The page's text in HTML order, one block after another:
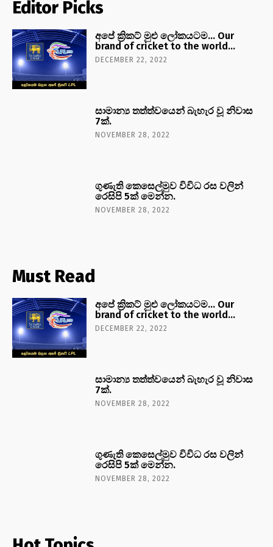
Editor Picks
අපේ ක්‍රිකට් මුළු ලෝකයටම… Our
brand of cricket to the world…
DECEMBER 22, 2022
සාමාන්‍ය තත්ත්වයෙන් බැහැර වූ නිවාස
7ක්.
NOVEMBER 28, 2022
ගුණැති කෙසෙල්මුව විවිධ රස වලින්
රෙසිපි 5ක් මෙන්න.
NOVEMBER 28, 2022
Must Read
අපේ ක්‍රිකට් මුළු ලෝකයටම… Our
brand of cricket to the world…
DECEMBER 22, 2022
සාමාන්‍ය තත්ත්වයෙන් බැහැර වූ නිවාස
7ක්.
NOVEMBER 28, 2022
ගුණැති කෙසෙල්මුව විවිධ රස වලින්
රෙසිපි 5ක් මෙන්න.
NOVEMBER 28, 2022